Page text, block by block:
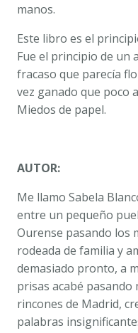
manos.
Este libro es el
Fue el principio de un
fracaso que parecía
vez ganado que poco
Miedos de papel.
AUTOR:
Me llamo Sabela
entre un pequeño
Ourense pasando los
rodeada de familia y
demasiado pronto, a
prisas acabé pasando
rincones de Madrid,
palabras